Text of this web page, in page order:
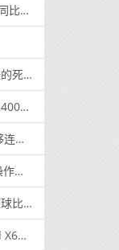
％
13
万
PC
绍
赛
发布